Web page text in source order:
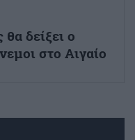
δείξει ο
στο Αιγαίο